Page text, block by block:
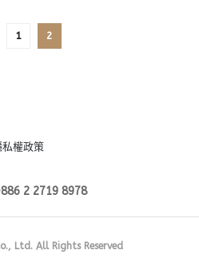
1 2
私權政策
2 2719 8978
Ltd. All Rights Reserved